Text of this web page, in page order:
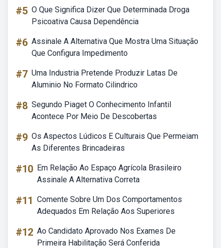
#5 O Que Significa Dizer Que Determinada Droga
Psicoativa Causa Dependência
#6 Assinale A Alternativa Que Mostra Uma Situação
Que Configura Impedimento
#7 Uma Industria Pretende Produzir Latas De
Aluminio No Formato Cilindrico
#8 Segundo Piaget O Conhecimento Infantil
Acontece Por Meio De Descobertas
#9 Os Aspectos Lúdicos E Culturais Que Permeiam
As Diferentes Brincadeiras
#10 Em Relação Ao Espaço Agrícola Brasileiro
Assinale A Alternativa Correta
#11 Comente Sobre Um Dos Comportamentos
Adequados Em Relação Aos Superiores
#12 Ao Candidato Aprovado Nos Exames De
Primeira Habilitação Será Conferida